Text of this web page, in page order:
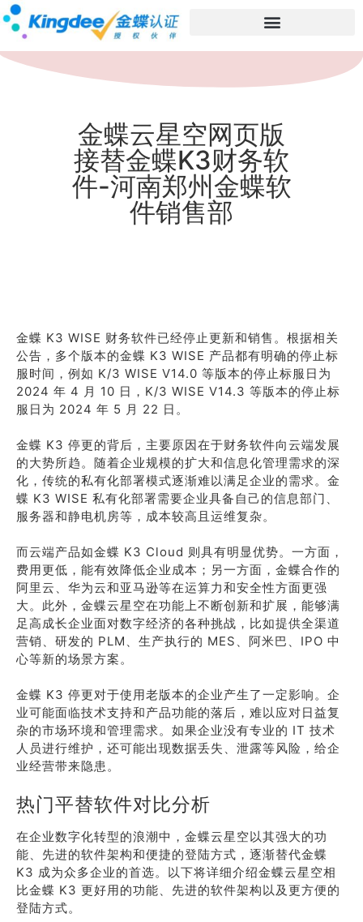
金蝶云星空网页版
接替金蝶K3财务软
件-河南郑州金蝶软
件销售部
金蝶 K3 WISE 财务软件已经停止更新和销售。根据相关
公告，多个版本的金蝶 K3 WISE 产品都有明确的停止标
服时间，例如 K/3 WISE V14.0 等版本的停止标服日为
2024 年 4 月 10 日，K/3 WISE V14.3 等版本的停止标
服日为 2024 年 5 月 22 日。
金蝶 K3 停更的背后，主要原因在于财务软件向云端发展
的大势所趋。随着企业规模的扩大和信息化管理需求的深
化，传统的私有化部署模式逐渐难以满足企业的需求。金
蝶 K3 WISE 私有化部署需要企业具备自己的信息部门、
服务器和静电机房等，成本较高且运维复杂。
而云端产品如金蝶 K3 Cloud 则具有明显优势。一方面，
费用更低，能有效降低企业成本；另一方面，金蝶合作的
阿里云、华为云和亚马逊等在运算力和安全性方面更强
大。此外，金蝶云星空在功能上不断创新和扩展，能够满
足高成长企业面对数字经济的各种挑战，比如提供全渠道
营销、研发的 PLM、生产执行的 MES、阿米巴、IPO 中
心等新的场景方案。
金蝶 K3 停更对于使用老版本的企业产生了一定影响。企
业可能面临技术支持和产品功能的落后，难以应对日益复
杂的市场环境和管理需求。如果企业没有专业的 IT 技术
人员进行维护，还可能出现数据丢失、泄露等风险，给企
业经营带来隐患。
热门平替软件对比分析
在企业数字化转型的浪潮中，金蝶云星空以其强大的功
能、先进的软件架构和便捷的登陆方式，逐渐替代金蝶
K3 成为众多企业的首选。以下将详细介绍金蝶云星空相
比金蝶 K3 更好用的功能、先进的软件架构以及更方便的
登陆方式。